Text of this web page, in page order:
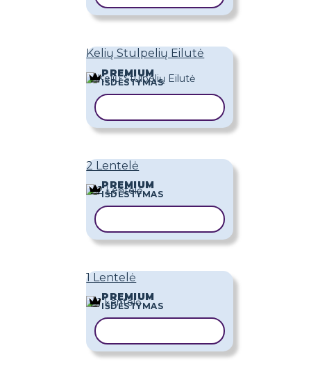
Kelių Stulpelių Eilutė
PREMIUM
IŠDĖSTYMAS
2 Lentelė
PREMIUM
IŠDĖSTYMAS
1 Lentelė
PREMIUM
IŠDĖSTYMAS